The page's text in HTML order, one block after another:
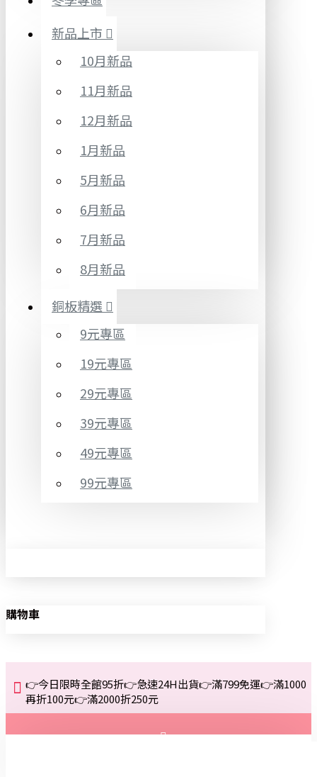
新品上市
10月新品
11月新品
12月新品
1月新品
5月新品
6月新品
7月新品
8月新品
銅板精選
9元專區
19元專區
29元專區
39元專區
49元專區
99元專區
購物車
👉今日限時全館95折👉急速24H出貨👉滿799免運👉滿1000
再折100元👉滿2000折250元